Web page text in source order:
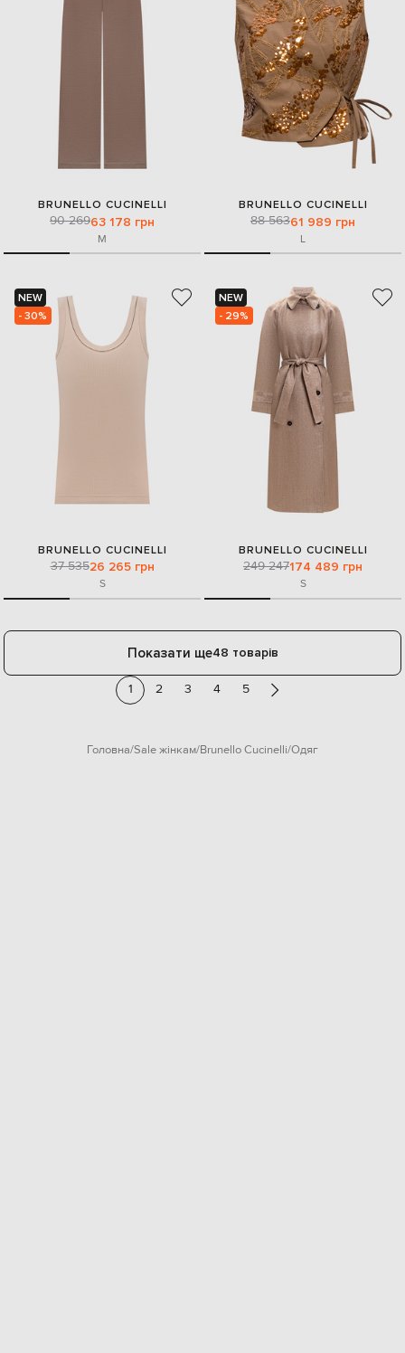
BRUNELLO CUCINELLI
90 26963 178 грн
M
BRUNELLO CUCINELLI
88 56361 989 грн
L
NEW
- 30%
BRUNELLO CUCINELLI
37 53526 265 грн
S
NEW
- 29%
BRUNELLO CUCINELLI
249 247174 489 грн
S
Показати ще48 товарів
1 2 3 4 5
Головна Sale жінкам Brunello Cucinelli Одяг